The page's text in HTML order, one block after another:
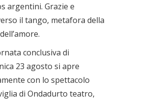
argentini. Grazie e
il tango, metafora della
conclusiva di
23 agosto si apre
con lo spettacolo
di Ondadurto teatro,